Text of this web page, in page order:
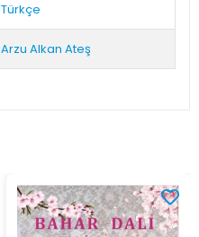
Türkçe
Arzu Alkan Ateş